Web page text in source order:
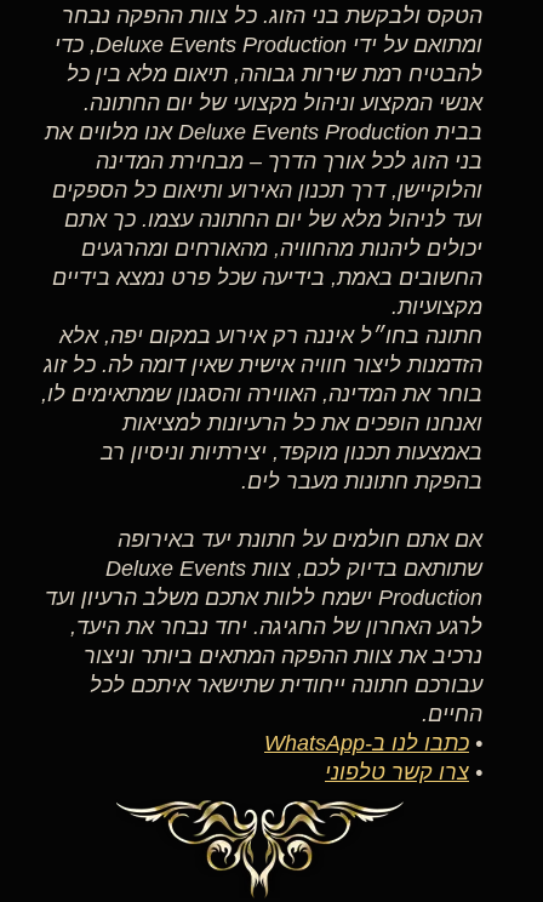
הטקס ולבקשת בני הזוג. כל צוות ההפקה נבחר
ומתואם על ידי Deluxe Events Production, כדי
להבטיח רמת שירות גבוהה, תיאום מלא בין כל
אנשי המקצוע וניהול מקצועי של יום החתונה.
בבית Deluxe Events Production אנו מלווים את
בני הזוג לכל אורך הדרך – מבחירת המדינה
והלוקיישן, דרך תכנון האירוע ותיאום כל הספקים
ועד לניהול מלא של יום החתונה עצמו. כך אתם
יכולים ליהנות מהחוויה, מהאורחים ומהרגעים
החשובים באמת, בידיעה שכל פרט נמצא בידיים
מקצועיות.
חתונה בחו״ל איננה רק אירוע במקום יפה, אלא
הזדמנות ליצור חוויה אישית שאין דומה לה. כל זוג
בוחר את המדינה, האווירה והסגנון שמתאימים לו,
ואנחנו הופכים את כל הרעיונות למציאות
באמצעות תכנון מוקפד, יצירתיות וניסיון רב
בהפקת חתונות מעבר לים.
אם אתם חולמים על חתונת יעד באירופה
שתותאם בדיוק לכם, צוות Deluxe Events
Production ישמח ללוות אתכם משלב הרעיון ועד
לרגע האחרון של החגיגה. יחד נבחר את היעד,
נרכיב את צוות ההפקה המתאים ביותר וניצור
עבורכם חתונה ייחודית שתישאר איתכם לכל
החיים.
• כתבו לנו ב-WhatsApp
• צרו קשר טלפוני